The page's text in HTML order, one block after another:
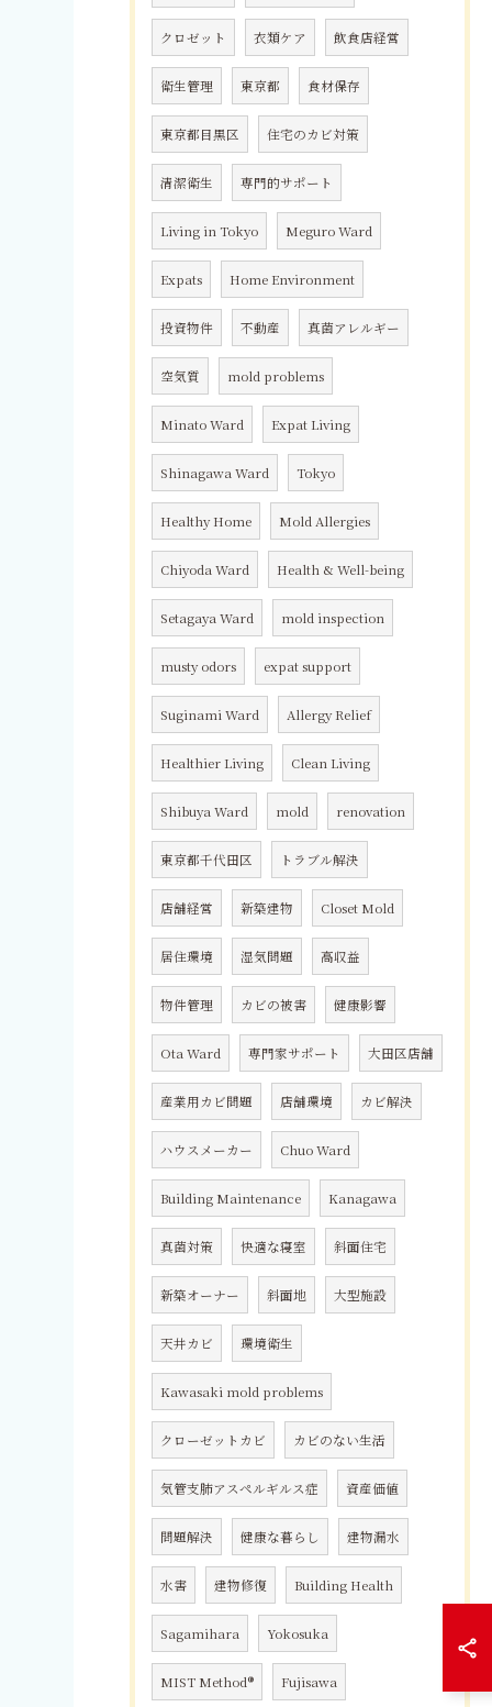
クロゼット 衣類ケア 飲食店経営
衛生管理 東京都 食材保存
東京都目黒区 住宅のカビ対策
清潔衛生 専門的サポート
Living in Tokyo Meguro Ward
Expats Home Environment
投資物件 不動産 真菌アレルギー
空気質 mold problems
Minato Ward Expat Living
Shinagawa Ward Tokyo
Healthy Home Mold Allergies
Chiyoda Ward Health & Well-being
Setagaya Ward mold inspection
musty odors expat support
Suginami Ward Allergy Relief
Healthier Living Clean Living
Shibuya Ward mold renovation
東京都千代田区 トラブル解決
店舗経営 新築建物 Closet Mold
居住環境 湿気問題 高収益
物件管理 カビの被害 健康影響
Ota Ward 専門家サポート 大田区店舗
産業用カビ問題 店舗環境 カビ解決
ハウスメーカー Chuo Ward
Building Maintenance Kanagawa
真菌対策 快適な寝室 斜面住宅
新築オーナー 斜面地 大型施設
天井カビ 環境衛生
Kawasaki mold problems
クローゼットカビ カビのない生活
気管支肺アスペルギルス症 資産価値
問題解決 健康な暮らし 建物漏水
水害 建物修復 Building Health
Sagamihara Yokosuka
MIST Method® Fujisawa